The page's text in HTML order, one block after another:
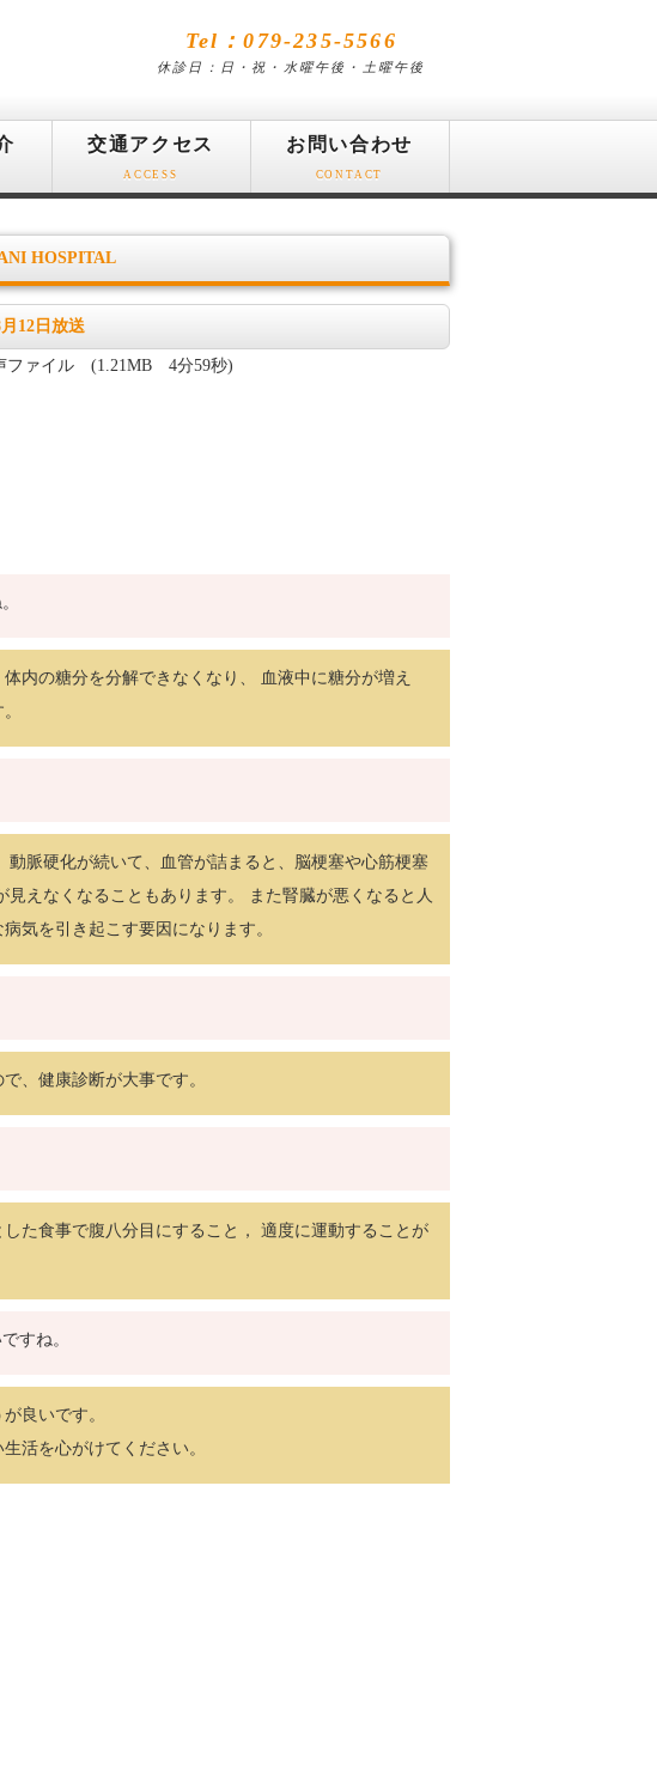
Tel：079-235-5566
休診日：日・祝・水曜午後・土曜午後
交通アクセス
ACCESS
お問い合わせ
CONTACT
HOSPITAL
12日放送
ファイル (1.21MB 4分59秒)
内の糖分を分解できなくなり、 血液中に糖分が増え
脈硬化が続いて、血管が詰まると、脳梗塞や心筋梗塞
えなくなることもあります。 また腎臓が悪くなると人
気を引き起こす要因になります。
、健康診断が大事です。
た食事で腹八分目にすること， 適度に運動することが
すね。
良いです。
活を心がけてください。